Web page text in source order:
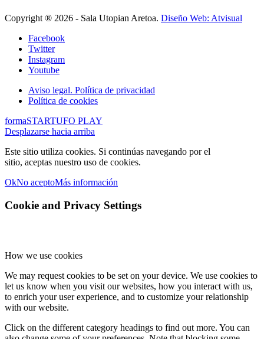
Copyright ® 2026 - Sala Utopian Aretoa. Diseño Web: Atvisual
Facebook
Twitter
Instagram
Youtube
Aviso legal. Política de privacidad
Política de cookies
formaSTARTUFO PLAY
Desplazarse hacia arriba
Este sitio utiliza cookies. Si continúas navegando por el
sitio, aceptas nuestro uso de cookies.
OkNo aceptoMás información
Cookie and Privacy Settings
How we use cookies
We may request cookies to be set on your device. We use cookies to
let us know when you visit our websites, how you interact with us,
to enrich your user experience, and to customize your relationship
with our website.
Click on the different category headings to find out more. You can